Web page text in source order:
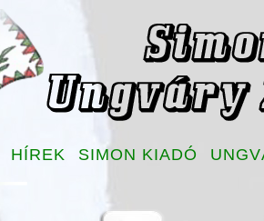
HÍREK SIMON KIADÓ